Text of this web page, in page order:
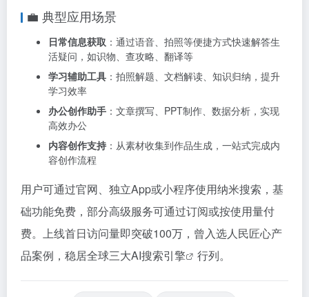
💼 典型应用场景
日常信息获取 ：通过语音、拍照等便捷方式快速解答生
活疑问，如识物、查攻略、翻译等
学习辅助工具 ：拍照解题、文档解读、知识归纳，提升
学习效率
办公创作助手 ：文章撰写、PPT制作、数据分析，实现
高效办公
内容创作支持 ：从素材收集到作品生成，一站式完成内
容创作流程
用户可通过官网、独立App或小程序使用纳米搜索，基
础功能免费，部分高级服务可通过订阅或按使用量付
费。上线首日访问量即突破100万，曾入选人民匠心产
品案例，稳居全球三大AI搜索引擎 行列。